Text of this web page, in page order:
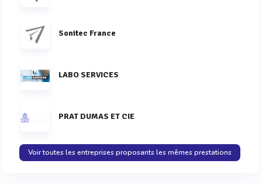
Sonitec France
LABO SERVICES
PRAT DUMAS ET CIE
Voir toutes les entreprises proposants les mêmes prestations